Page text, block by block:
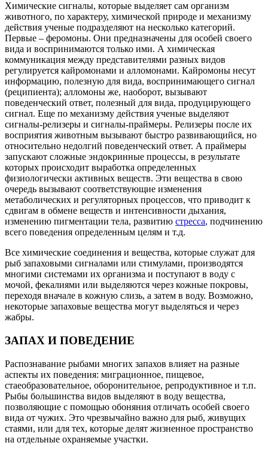
Химические сигналы, которые выделяет сам организм
животного, по характеру, химической природе и механизму
действия ученые подразделяют на несколько категорий.
Первые – феромоны. Они предназначены для особей своего
вида и воспринимаются только ими. А химическая
коммуникация между представителями разных видов
регулируется кайромонами и алломонами. Кайромоны несут
информацию, полезную для вида, воспринимающего сигнал
(реципиента); алломоны же, наоборот, вызывают
поведенческий ответ, полезный для вида, продуцирующего
сигнал. Еще по механизму действия ученые выделяют
сигналы-релизеры и сигналы-праймеры. Релизеры после их
восприятия животным вызывают быстро развивающийся, но
относительно недолгий поведенческий ответ. А праймеры
запускают сложные эндокринные процессы, в результате
которых происходит выработка определенных
физиологически активных веществ. Эти вещества в свою
очередь вызывают соответствующие изменения
метаболических и регуляторных процессов, что приводит к
сдвигам в обмене веществ и интенсивности дыхания,
изменению пигментации тела, развитию стресса, подчинению
всего поведения определенным целям и т.д.
Все химические соединения и вещества, которые служат для
рыб запаховыми сигналами или стимулами, производятся
многими системами их организма и поступают в воду с
мочой, фекалиями или выделяются через кожные покровы,
переходя вначале в кожную слизь, а затем в воду. Возможно,
некоторые запаховые вещества могут выделяться и через
жабры.
ЗАПАХ И ПОВЕДЕНИЕ
Распознавание рыбами многих запахов влияет на разные
аспекты их поведения: миграционное, пищевое,
стаеобразовательное, оборонительное, репродуктивное и т.п.
Рыбы большинства видов выделяют в воду вещества,
позволяющие с помощью обоняния отличать особей своего
вида от чужих. Это чрезвычайно важно для рыб, живущих
стаями, или для тех, которые делят жизненное пространство
на отдельные охраняемые участки.